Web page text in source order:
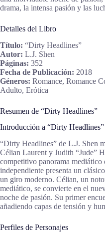
drama, la intensa pasión y las
Detalles del Libro
Título: “Dirty Headlines”
Autor: L.J. Shen
Páginas: 352
Fecha de Publicación: 2018
Géneros: Romance, Romance
Adulto, Erótica
Resumen de “Dirty Headlines”
Introducción a “Dirty Headlines”
“Dirty Headlines” de L.J. Shen
Célian Laurent y Judith “Jude”
competitivo panorama mediático
independiente presenta un
un giro moderno. Célian, un
mediático, se convierte en el
noche de pasión. Su primer
añadiendo capas de tensión y
Perfiles de Personajes